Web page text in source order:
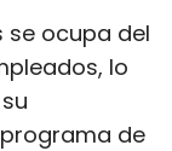
se ocupa del
lo
de